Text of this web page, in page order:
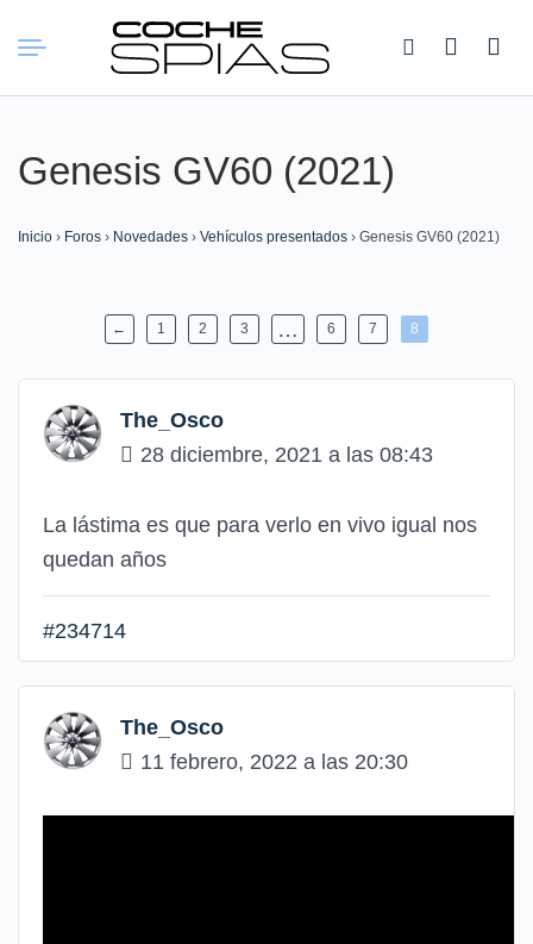
Buscar:
Genesis GV60 (2021)
Inicio › Foros › Novedades › Vehículos presentados › Genesis GV60 (2021)
← 1 2 3 … 6 7 8
The_Osco
28 diciembre, 2021 a las 08:43
La lástima es que para verlo en vivo igual nos
quedan años
#234714
The_Osco
11 febrero, 2022 a las 20:30